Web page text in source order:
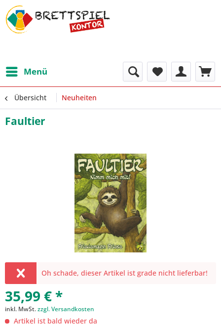
Menü
Übersicht Neuheiten
Faultier
Oh schade, dieser Artikel ist grade nicht lieferbar!
35,99 € *
inkl. MwSt.zzgl. Versandkosten
Artikel ist bald wieder da